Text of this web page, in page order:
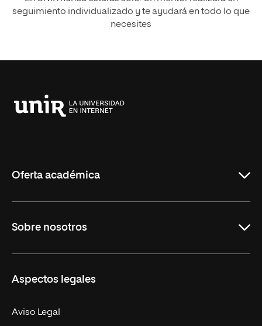
seguimiento individualizado y te ayudará en todo lo que
necesites
Oferta académica
Másteres Oficiales
Doctorados
Experto Universitario
Sobre nosotros
Facultades
Nuestro Equipo
Aspectos legales
Aviso Legal